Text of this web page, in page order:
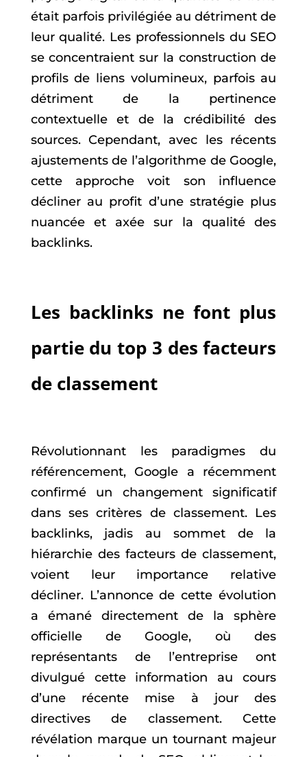
était parfois privilégiée au détriment de
leur qualité. Les professionnels du SEO
se concentraient sur la construction de
profils de liens volumineux, parfois au
détriment de la pertinence
contextuelle et de la crédibilité des
sources. Cependant, avec les récents
ajustements de l’algorithme de Google,
cette approche voit son influence
décliner au profit d’une stratégie plus
nuancée et axée sur la qualité des
backlinks.
Les backlinks ne font plus
partie du top 3 des facteurs
de classement
Révolutionnant les paradigmes du
référencement, Google a récemment
confirmé un changement significatif
dans ses critères de classement. Les
backlinks, jadis au sommet de la
hiérarchie des facteurs de classement,
voient leur importance relative
décliner. L’annonce de cette évolution
a émané directement de la sphère
officielle de Google, où des
représentants de l’entreprise ont
divulgué cette information au cours
d’une récente mise à jour des
directives de classement. Cette
révélation marque un tournant majeur